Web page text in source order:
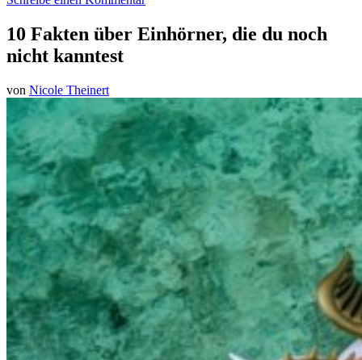
10 Fakten über Einhörner, die du noch
nicht kanntest
von Nicole Theinert